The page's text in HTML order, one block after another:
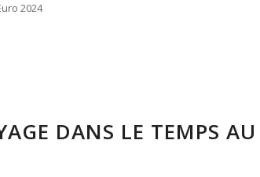
2024
DANS LE TEMPS AU